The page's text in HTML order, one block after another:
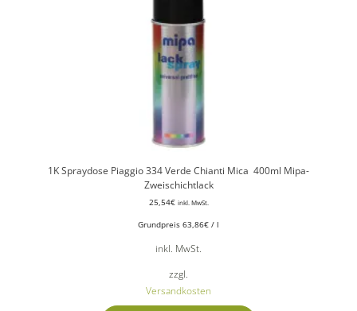
1K Spraydose Piaggio 334 Verde Chianti Mica 400ml Mipa-
Zweischichtlack
25,54€ inkl. MwSt.
Grundpreis 63,86€ / l
inkl. MwSt.
zzgl.
Versandkosten